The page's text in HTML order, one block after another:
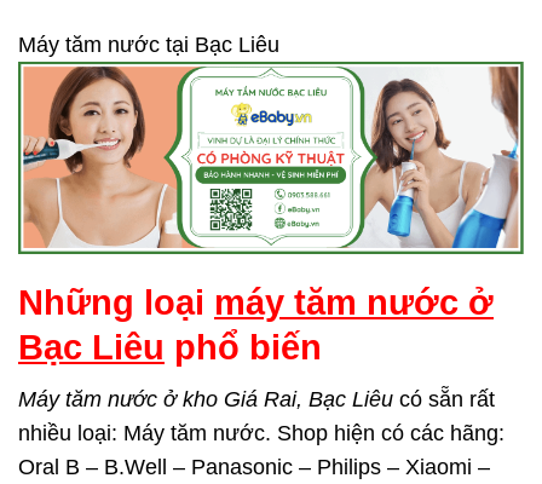
Máy tăm nước tại Bạc Liêu
Những loại máy tăm nước ở
Bạc Liêu phổ biến
Máy tăm nước ở kho Giá Rai, Bạc Liêu có sẵn rất
nhiều loại: Máy tăm nước. Shop hiện có các hãng:
Oral B – B.Well – Panasonic – Philips – Xiaomi –